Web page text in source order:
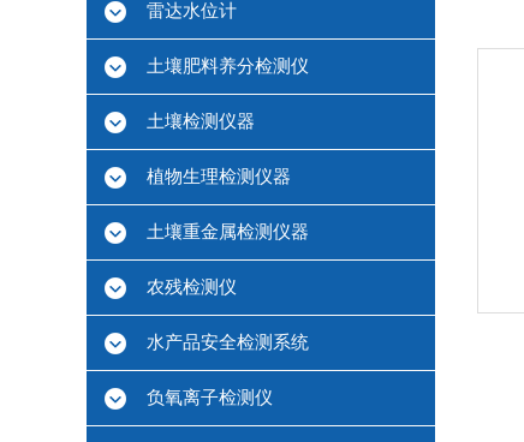
雷达水位计
土壤肥料养分检测仪
土壤检测仪器
植物生理检测仪器
土壤重金属检测仪器
农残检测仪
水产品安全检测系统
负氧离子检测仪